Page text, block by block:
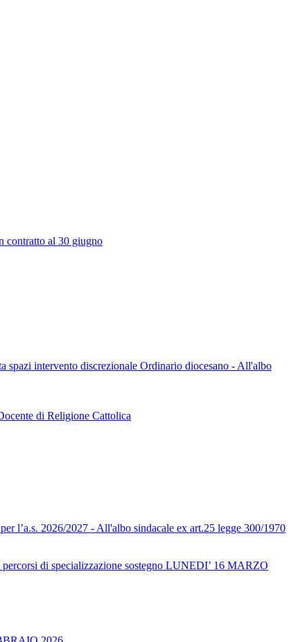
contratto al 30 giugno
intervento discrezionale Ordinario diocesano - All'albo
di Religione Cattolica
l’a.s. 2026/2027 - All'albo sindacale ex art.25 legge 300/1970
di specializzazione sostegno LUNEDI’ 16 MARZO